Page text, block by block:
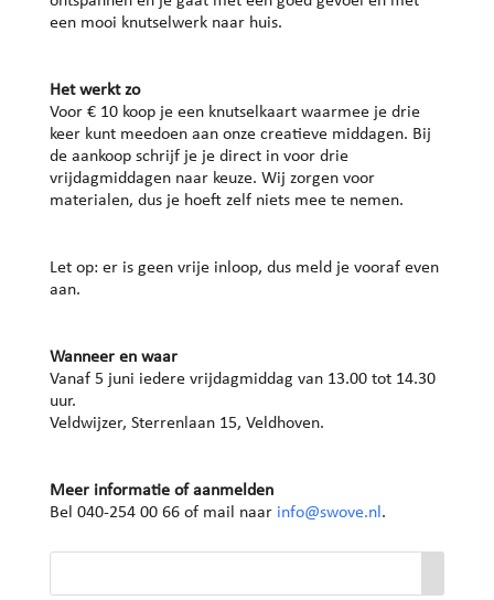
een mooi knutselwerk naar huis.
Het werkt zo
Voor € 10 koop je een knutselkaart waarmee je drie
keer kunt meedoen aan onze creatieve middagen. Bij
de aankoop schrijf je je direct in voor drie
vrijdagmiddagen naar keuze. Wij zorgen voor
materialen, dus je hoeft zelf niets mee te nemen.
Let op: er is geen vrije inloop, dus meld je vooraf even
aan.
Wanneer en waar
Vanaf 5 juni iedere vrijdagmiddag van 13.00 tot 14.30
uur.
Veldwijzer, Sterrenlaan 15, Veldhoven.
Meer informatie of aanmelden
Bel 040-254 00 66 of mail naar info@swove.nl .